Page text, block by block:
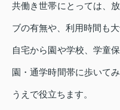
共働き世帯にとっては、
ブの有無や、利用時間も
自宅から園や学校、学童
園・通学時間帯に歩いて
うえで役立ちます。